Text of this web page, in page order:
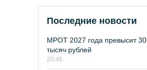
Последние новости
МРОТ 2027 года превысит 30
тысяч рублей
20:46